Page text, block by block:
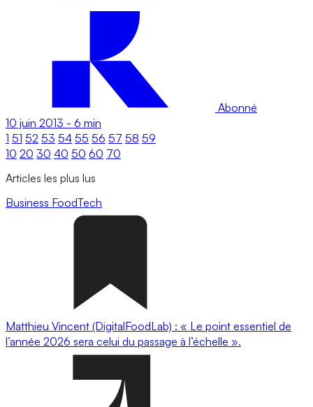
Abonné
10 juin 2013 - 6 min
1 51 52 53 54 55 56 57 58 59
10 20 30 40 50 60 70
Articles les plus lus
Business FoodTech
Matthieu Vincent (DigitalFoodLab) : « Le point essentiel de
l’année 2026 sera celui du passage à l’échelle ».